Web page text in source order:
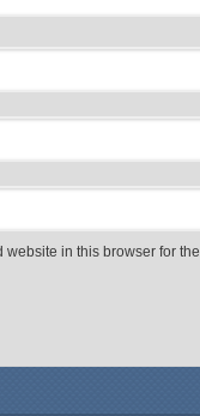
website in this browser for